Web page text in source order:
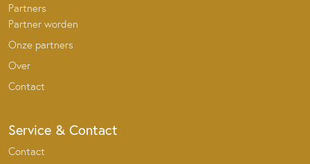
Partners
Partner worden
Onze partners
Over
Contact
Service & Contact
Contact